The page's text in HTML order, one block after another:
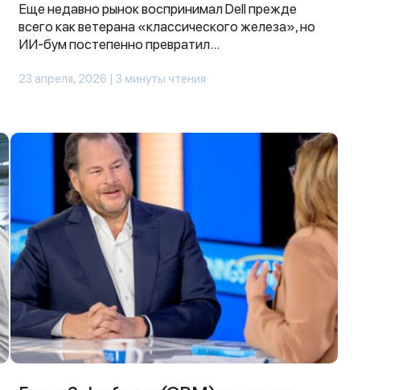
Еще недавно рынок воспринимал Dell прежде
всего как ветерана «классического железа», но
ИИ-бум постепенно превратил...
23 апреля, 2026 | 3 минуты чтения